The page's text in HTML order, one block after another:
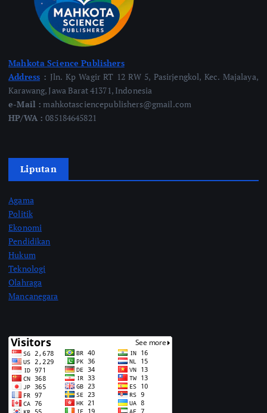
Mahkota Science Publishers
Address : Jln. Kp Wagir RT 12 RW 5, Pasirjengkol, Kec. Majalaya,
Karawang, Jawa Barat 41371, Indonesia
e-Mail : mahkotasciencepublishers@gmail.com
HP/WA :085184645821
Liputan
Agama
Politik
Ekonomi
Pendidikan
Hukum
Teknologi
Olahraga
Mancanegara